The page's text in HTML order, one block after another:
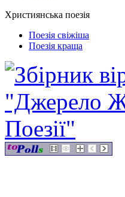
Християнська поезія
Поезія свіжіша
Поезія краща